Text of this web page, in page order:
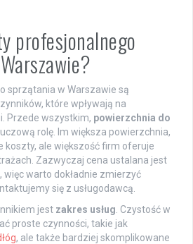
profesjonalnego
sprzątania w Warszawie są
które wpływają na
Przede wszystkim, powierzchnia do
rolę. Im większa powierzchnia,
ale większość firm oferuje
Zazwyczaj cena ustalana jest
warto dokładnie zmierzyć
się z usługodawcą.
jest zakres usług . Czystość w
proste czynności, takie jak
, ale także bardziej skomplikowane